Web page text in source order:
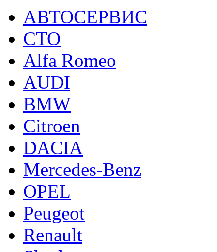
АВТОСЕРВИС
СТО
Alfa Romeo
AUDI
BMW
Citroen
DACIA
Mercedes-Benz
OPEL
Peugeot
Renault